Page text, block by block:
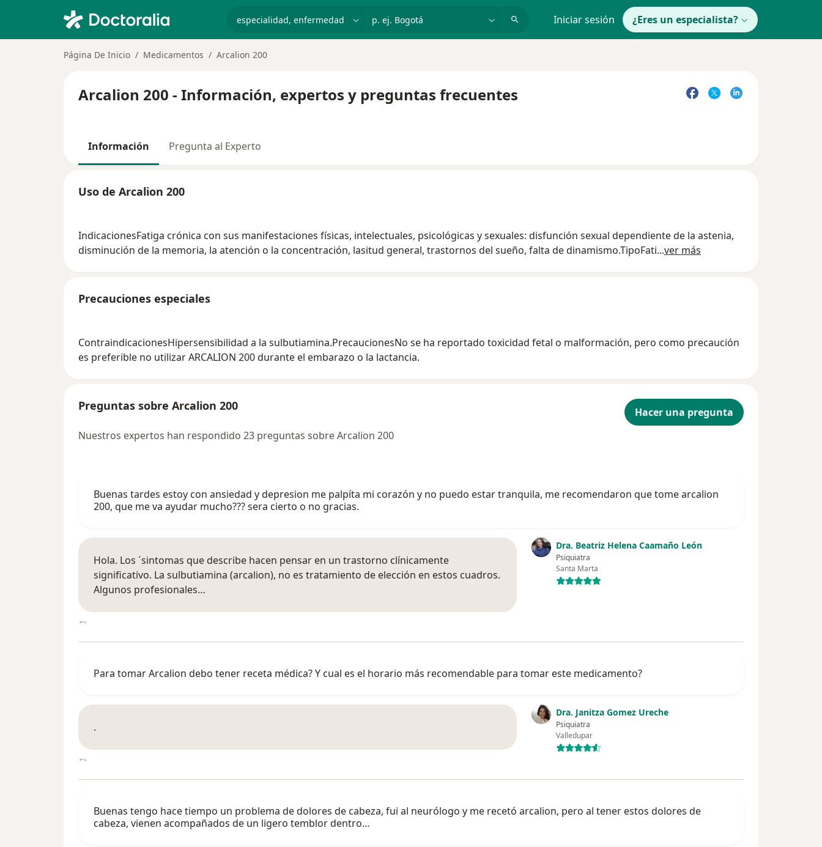
p. ej. Bogotá Iniciar sesión ¿Eres un especialista?
Página De Inicio Medicamentos Arcalion 200
Arcalion 200 - Información, expertos y preguntas frecuentes
Información Pregunta al Experto
Uso de Arcalion 200
IndicacionesFatiga crónica con sus manifestaciones físicas, intelectuales, psicológicas y sexuales: disfunción sexual dependiente de la astenia,
disminución de la memoria, la atención o la concentración, lasitud general, trastornos del sueño, falta de dinamismo.TipoFati...ver más
Precauciones especiales
ContraindicacionesHipersensibilidad a la sulbutiamina.PrecaucionesNo se ha reportado toxicidad fetal o malformación, pero como precaución
es preferible no utilizar ARCALION 200 durante el embarazo o la lactancia.
Preguntas sobre Arcalion 200
Hacer una pregunta
Nuestros expertos han respondido 23 preguntas sobre Arcalion 200
Buenas tardes estoy con ansiedad y depresion me palpíta mi corazón y no puedo estar tranquila, me recomendaron que tome arcalion
200, que me va ayudar mucho??? sera cierto o no gracias.
Dra. Beatriz Helena Caamaño León
Psiquiatra
Santa Marta
Hola. Los ´sintomas que describe hacen pensar en un trastorno clínicamente
significativo. La sulbutiamina (arcalion), no es tratamiento de elección en estos cuadros.
Algunos profesionales…
Para tomar Arcalion debo tener receta médica? Y cual es el horario más recomendable para tomar este medicamento?
Dra. Janitza Gomez Ureche
Psiquiatra
Valledupar
.
Buenas tengo hace tiempo un problema de dolores de cabeza, fui al neurólogo y me recetó arcalion, pero al tener estos dolores de
cabeza, vienen acompañados de un ligero temblor dentro…